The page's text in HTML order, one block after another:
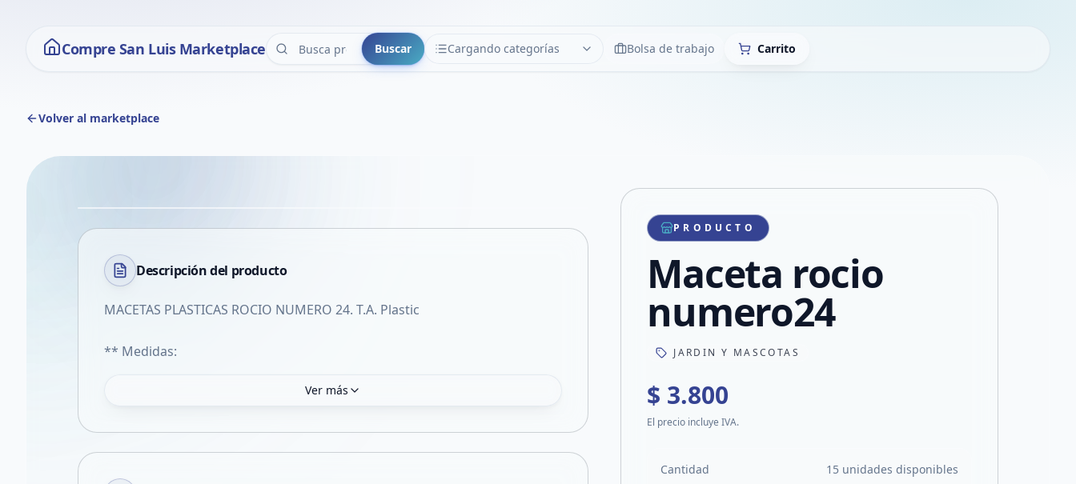
Compre San Luis Marketplace Buscar Cargando categorías
CATEGORÍAS LimpiarBolsa de trabajo Carrito
Volver al marketplace
VER EN PANTALLA COMPLETA
Compartir producto
Compartir por WhatsApp
Compartir por mail
Compartir en Facebook
Compartir en X
Descripción del producto
MACETAS PLASTICAS ROCIO NUMERO 24. T.A. Plastic
** Medidas:
Ver más
PRODUCTO
Maceta rocio
numero24
JARDIN Y MASCOTAS
$ 3.800
El precio incluye IVA.
Cantidad 15 unidades disponibles